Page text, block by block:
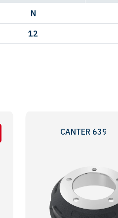
N
12
CANTER 639 - 444